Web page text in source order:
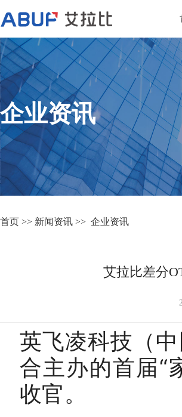
企业资讯
首页 >> 新闻资讯 >> 企业资讯
艾拉比差分
英飞凌科技（
合主办的首届“
收官。